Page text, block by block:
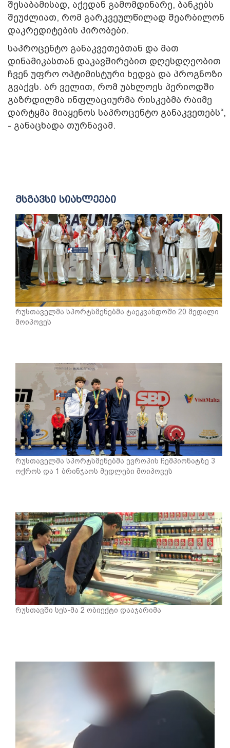
შესაბამისად, აქედან გამომდინარე, ბანკებს
შეუძლიათ, რომ გარკვეულწილად შეარბილონ
დაკრედიტების პირობები.
საპროცენტო განაკვეთებთან და მათ
დინამიკასთან დაკავშირებით დღესდღეობით
ჩვენ უფრო ოპტიმისტური ხედვა და პროგნოზი
გვაქვს. არ ველით, რომ უახლოეს პერიოდში
გაზრდილმა ინფლაციურმა რისკებმა რაიმე
დარტყმა მიაყენოს საპროცენტო განაკვეთებს“,
- განაცხადა თურნავამ.
მსგავსი სიახლეები
რუსთაველმა სპორტსმენებმა ტაეკვანდოში 20 მედალი
მოიპოვეს
რუსთაველმა სპორტსმენებმა ევროპის ჩემპიონატზე 3
ოქროს და 1 ბრინჯაოს მედლები მოიპოვეს
რუსთავში სეს-მა 2 ობიექტი დააჯარიმა